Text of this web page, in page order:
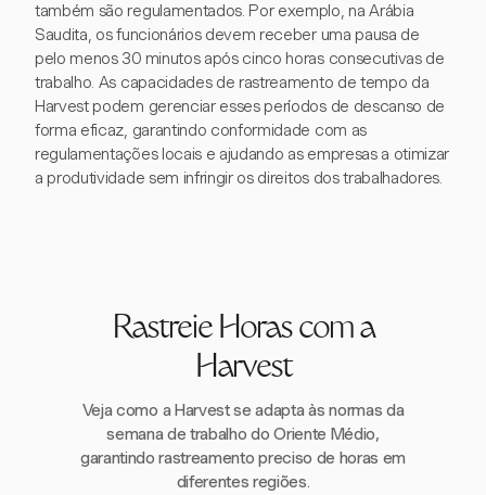
também são regulamentados. Por exemplo, na Arábia
Saudita, os funcionários devem receber uma pausa de
pelo menos 30 minutos após cinco horas consecutivas de
trabalho. As capacidades de rastreamento de tempo da
Harvest podem gerenciar esses períodos de descanso de
forma eficaz, garantindo conformidade com as
regulamentações locais e ajudando as empresas a otimizar
a produtividade sem infringir os direitos dos trabalhadores.
Rastreie Horas com a
Harvest
Veja como a Harvest se adapta às normas da
semana de trabalho do Oriente Médio,
garantindo rastreamento preciso de horas em
diferentes regiões.